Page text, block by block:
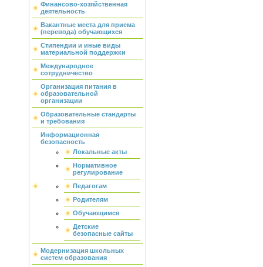
Финансово-хозяйственная
деятельность
Вакантные места для приема
(перевода) обучающихся
Стипендии и иные виды
материальной поддержки
Международное
сотрудничество
Организация питания в
образовательной
организации
Образовательные стандарты
и требования
Информационная
безопасность
Локальные акты
Нормативное
регулирование
Педагогам
Родителям
Обучающимся
Детские
безопасные сайты
Модернизация школьных
систем образования